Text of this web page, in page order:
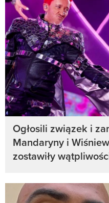
Ogłosili związek i
Mandaryny i
zostawiły